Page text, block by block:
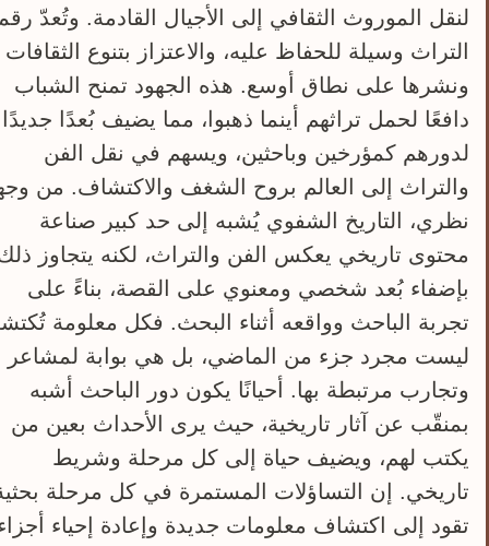
لنقل الموروث الثقافي إلى الأجيال القادمة. وتُعدّ
التراث وسيلة للحفاظ عليه، والاعتزاز بتنوع الثقافات
ونشرها على نطاق أوسع. هذه الجهود تمنح الشباب
دافعًا لحمل تراثهم أينما ذهبوا، مما يضيف بُعدًا جديدًا
لدورهم كمؤرخين وباحثين، ويسهم في نقل الفن
والتراث إلى العالم بروح الشغف
نظري، التاريخ الشفوي يُشبه إلى حد كبير صناعة
محتوى تاريخي يعكس الفن والتراث، لكنه يتجاوز
بإضفاء بُعد شخصي ومعنوي على القصة، بناءً على
تجربة الباحث وواقعه أثناء البحث. فكل معلومة
ليست مجرد جزء من الماضي، بل هي بوابة لمشاعر
وتجارب مرتبطة بها. أحيانًا يكون دور الباحث أشبه
بمنقّب عن آثار تاريخية، حيث يرى الأحداث بعين من
يكتب لهم، ويضيف حياة إلى كل مرحلة وشريط
تاريخي. إن التساؤلات المستمرة في كل مرحلة
تقود إلى اكتشاف معلومات جديدة وإعادة إحياء